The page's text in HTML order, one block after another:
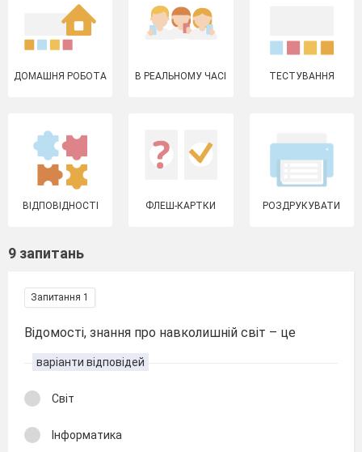
ДОМАШНЯ РОБОТА В РЕАЛЬНОМУ ЧАСІ ТЕСТУВАННЯ
ВІДПОВІДНОСТІ ФЛЕШ-КАРТКИ РОЗДРУКУВАТИ
9 запитань
Запитання 1
Відомості, знання про навколишній світ – це
варіанти відповідей
Світ
Інформатика